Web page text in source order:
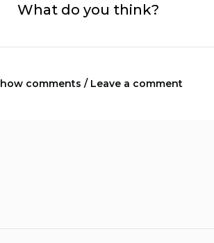
What do you think?
comments / Leave a comment